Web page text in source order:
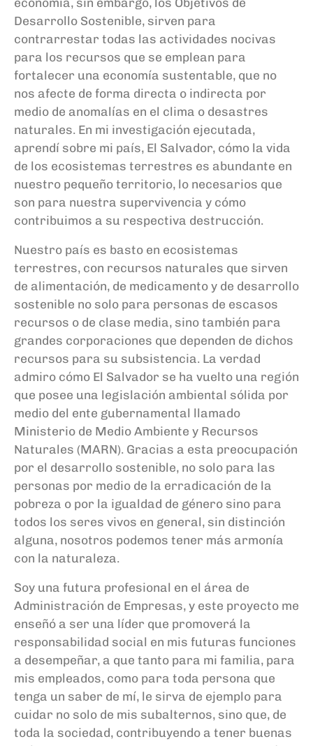
Desarrollo Sostenible, sirven para
contrarrestar todas las actividades nocivas
para los recursos que se emplean para
fortalecer una economía sustentable, que no
nos afecte de forma directa o indirecta por
medio de anomalías en el clima o desastres
naturales. En mi investigación ejecutada,
aprendí sobre mi país, El Salvador, cómo la vida
de los ecosistemas terrestres es abundante en
nuestro pequeño territorio, lo necesarios que
son para nuestra supervivencia y cómo
contribuimos a su respectiva destrucción.
Nuestro país es basto en ecosistemas
terrestres, con recursos naturales que sirven
de alimentación, de medicamento y de desarrollo
sostenible no solo para personas de escasos
recursos o de clase media, sino también para
grandes corporaciones que dependen de dichos
recursos para su subsistencia. La verdad
admiro cómo El Salvador se ha vuelto una región
que posee una legislación ambiental sólida por
medio del ente gubernamental llamado
Ministerio de Medio Ambiente y Recursos
Naturales (MARN). Gracias a esta preocupación
por el desarrollo sostenible, no solo para las
personas por medio de la erradicación de la
pobreza o por la igualdad de género sino para
todos los seres vivos en general, sin distinción
alguna, nosotros podemos tener más armonía
con la naturaleza.
Soy una futura profesional en el área de
Administración de Empresas, y este proyecto me
enseñó a ser una líder que promoverá la
responsabilidad social en mis futuras funciones
a desempeñar, a que tanto para mi familia, para
mis empleados, como para toda persona que
tenga un saber de mí, le sirva de ejemplo para
cuidar no solo de mis subalternos, sino que, de
toda la sociedad, contribuyendo a tener buenas